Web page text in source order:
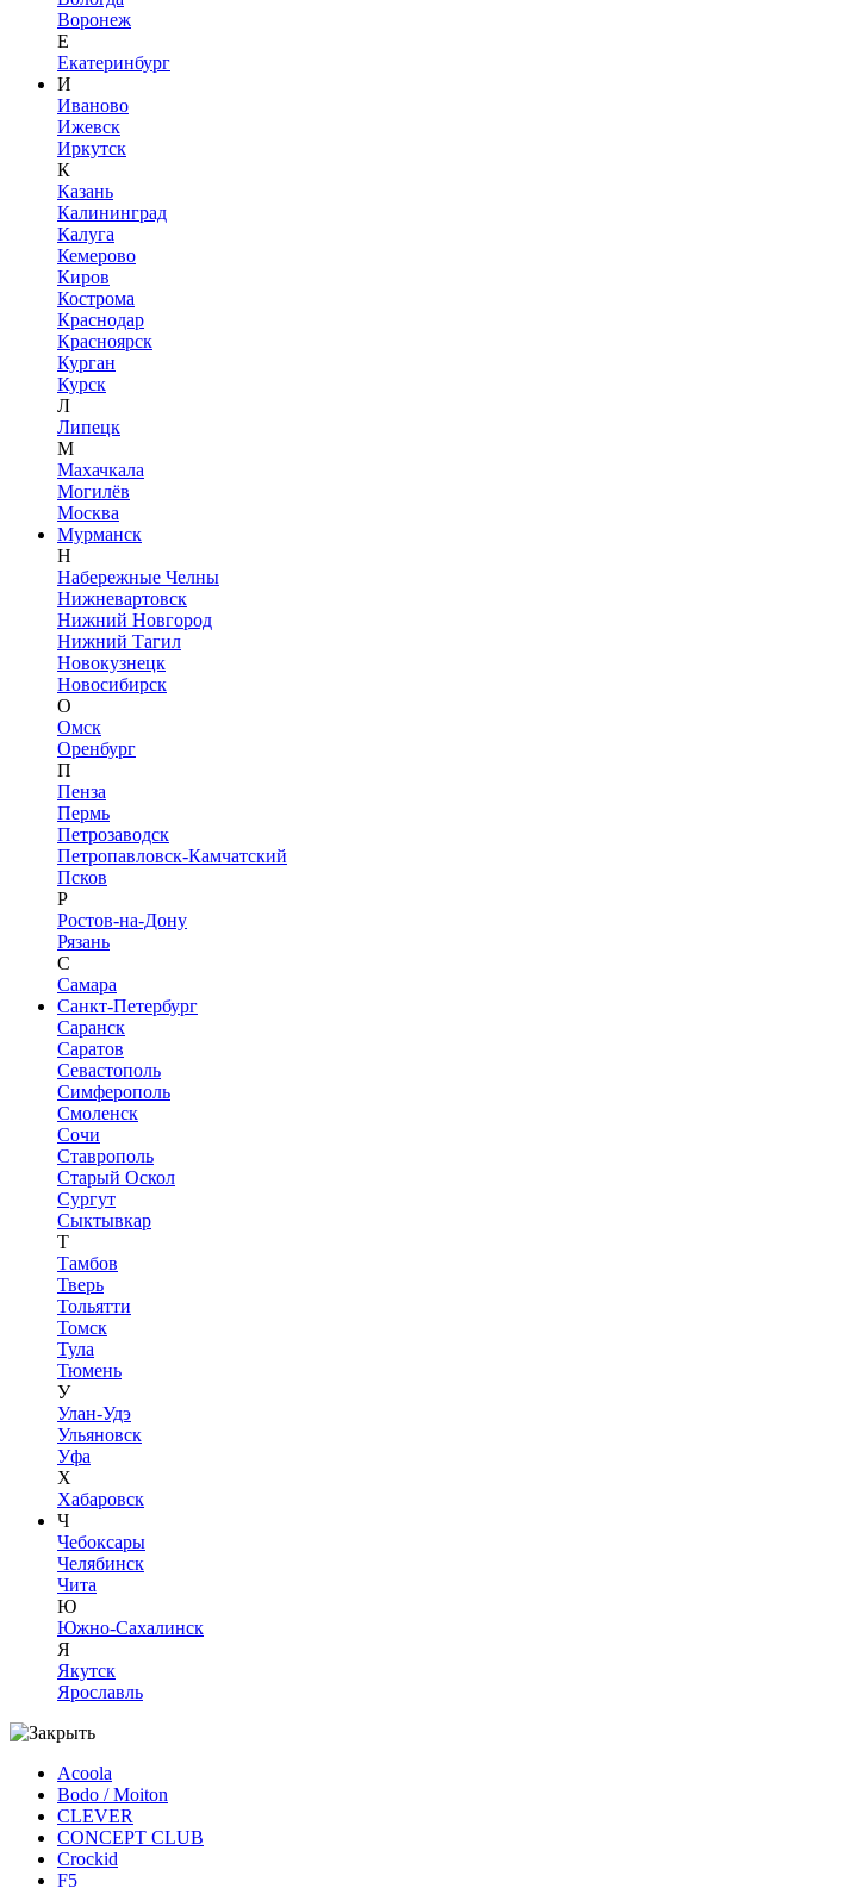
Воронеж
Е
Екатеринбург
И
Иваново
Ижевск
Иркутск
К
Казань
Калининград
Калуга
Кемерово
Киров
Кострома
Краснодар
Красноярск
Курган
Курск
Л
Липецк
М
Махачкала
Могилёв
Москва
Мурманск
Н
Набережные Челны
Нижневартовск
Нижний Новгород
Нижний Тагил
Новокузнецк
Новосибирск
О
Омск
Оренбург
П
Пенза
Пермь
Петрозаводск
Петропавловск-Камчатский
Псков
Р
Ростов-на-Дону
Рязань
С
Самара
Санкт-Петербург
Саранск
Саратов
Севастополь
Симферополь
Смоленск
Сочи
Ставрополь
Старый Оскол
Сургут
Сыктывкар
Т
Тамбов
Тверь
Тольятти
Томск
Тула
Тюмень
У
Улан-Удэ
Ульяновск
Уфа
Х
Хабаровск
Ч
Чебоксары
Челябинск
Чита
Ю
Южно-Сахалинск
Я
Якутск
Ярославль
Acoola
Bodo / Moiton
CLEVER
CONCEPT CLUB
Crockid
F5